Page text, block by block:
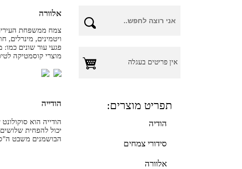
אלוורה
צמח ממשפחת
ויטמינים, מינרלים,
פגעי עור שונים כמו:
מוצרי קוסמטיקה
הודייה
הודייה הוא
יכול להפחית
הבושמנים משבט
אין פריטים בעגלה
תפריט מוצרים:
הודיה
סידורי צמחים
אלוורה